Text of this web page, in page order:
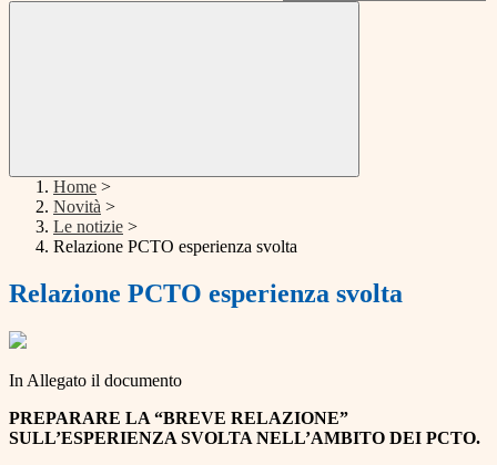
Home >
Novità >
Le notizie >
Relazione PCTO esperienza svolta
Relazione PCTO esperienza svolta
In Allegato il documento
PREPARARE LA “BREVE RELAZIONE”
SULL’ESPERIENZA SVOLTA NELL’AMBITO DEI PCTO.